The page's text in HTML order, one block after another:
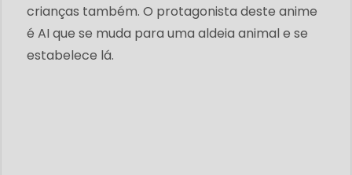
crianças também. O protagonista deste anime
é AI que se muda para uma aldeia animal e se
estabelece lá.